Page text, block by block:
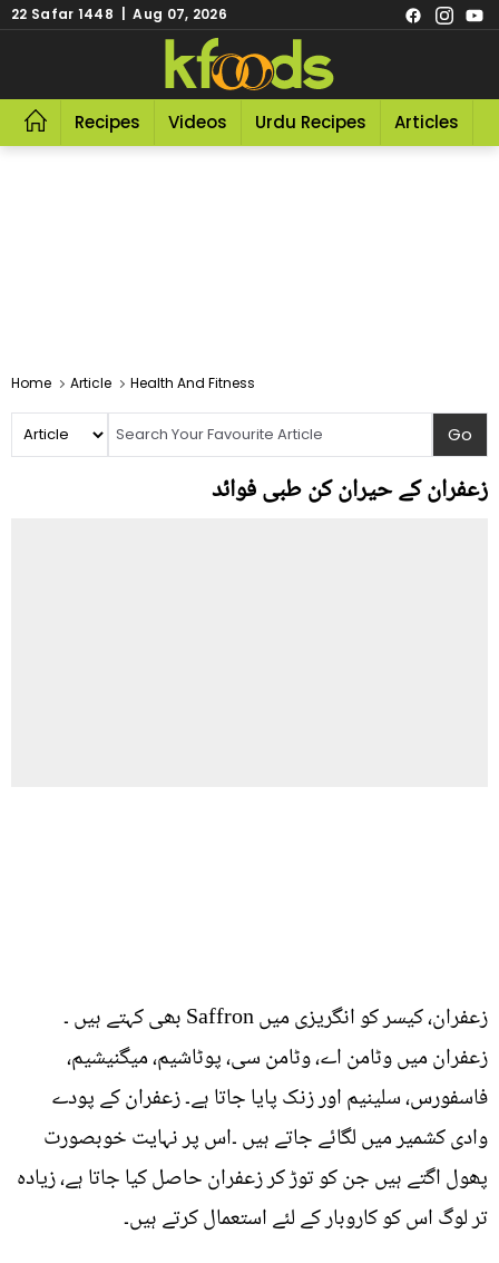
22 Safar 1448 | Aug 07, 2026
Recipes Videos Urdu Recipes Articles
Home Article Health And Fitness
زعفران کے حیران کن طبی فوائد
زعفران، کیسر کو انگریزی میں Saffron بھی کہتے ہیں ۔
زعفران میں وٹامن اے، وٹامن سی، پوٹاشیم، میگنیشیم،
فاسفورس، سلینیم اور زنک پایا جاتا ہے۔ زعفران کے پودے
وادی کشمیر میں لگائے جاتے ہیں ۔اس پر نہایت خوبصورت
پھول اگتے ہیں جن کو توڑ کر زعفران حاصل کیا جاتا ہے، زیادہ
تر لوگ اس کو کاروبار کے لئے استعمال کرتے ہیں۔